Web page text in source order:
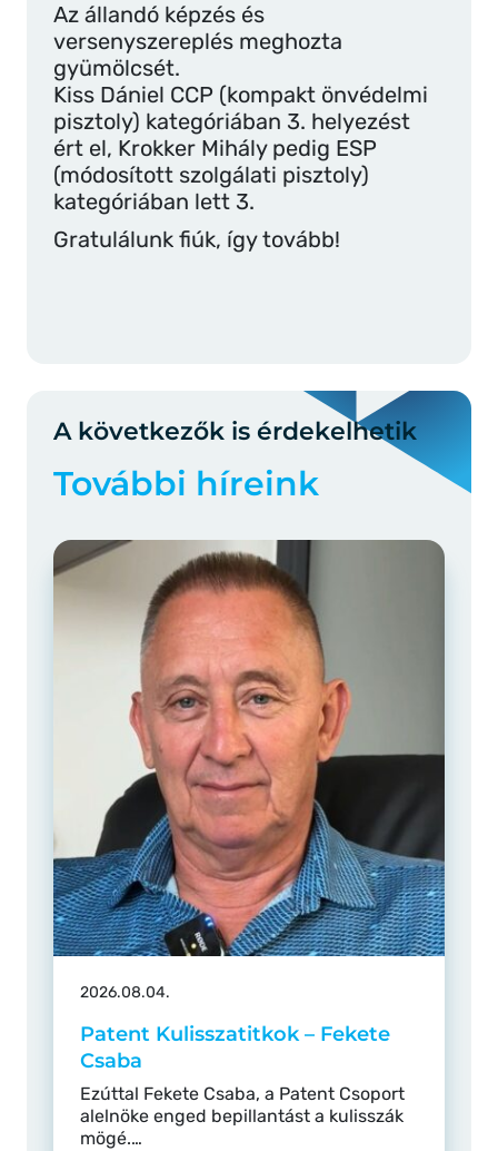
Az állandó képzés és
versenyszereplés meghozta
gyümölcsét.
Kiss Dániel CCP (kompakt önvédelmi
pisztoly) kategóriában 3. helyezést
ért el, Krokker Mihály pedig ESP
(módosított szolgálati pisztoly)
kategóriában lett 3.
Gratulálunk fiúk, így tovább!
A következők is érdekelhetik
További híreink
2026.08.04.
Patent Kulisszatitkok – Fekete
Csaba
Ezúttal Fekete Csaba, a Patent Csoport
alelnöke enged bepillantást a kulisszák
mögé.…